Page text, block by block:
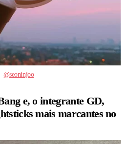
@seoninjoo
e, o integrante GD,
mais marcantes no